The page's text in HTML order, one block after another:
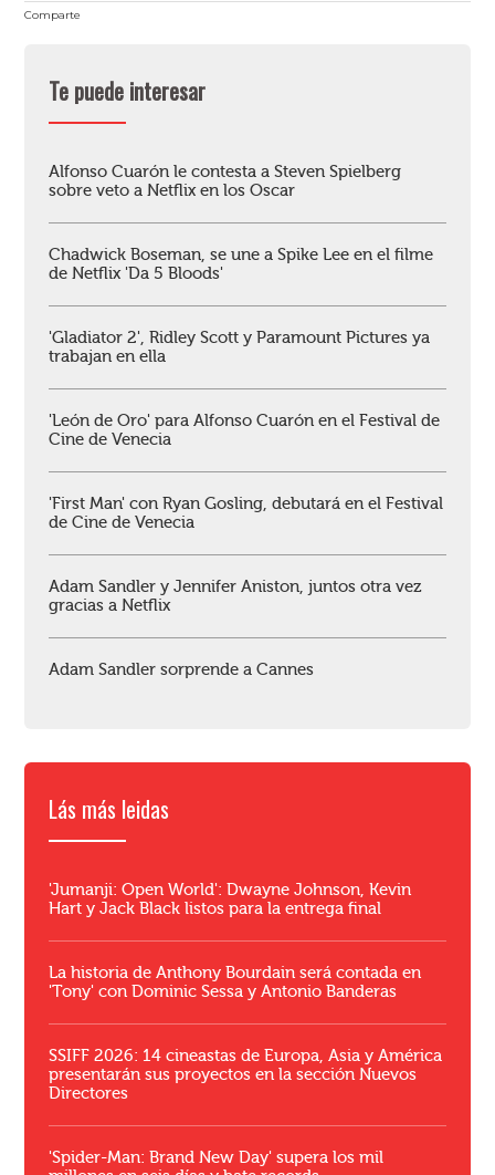
Comparte
Te puede interesar
Alfonso Cuarón le contesta a Steven Spielberg
sobre veto a Netflix en los Oscar
Chadwick Boseman, se une a Spike Lee en el filme
de Netflix 'Da 5 Bloods'
'Gladiator 2', Ridley Scott y Paramount Pictures ya
trabajan en ella
'León de Oro' para Alfonso Cuarón en el Festival de
Cine de Venecia
'First Man' con Ryan Gosling, debutará en el Festival
de Cine de Venecia
Adam Sandler y Jennifer Aniston, juntos otra vez
gracias a Netflix
Adam Sandler sorprende a Cannes
Lás más leidas
'Jumanji: Open World': Dwayne Johnson, Kevin
Hart y Jack Black listos para la entrega final
La historia de Anthony Bourdain será contada en
'Tony' con Dominic Sessa y Antonio Banderas
SSIFF 2026: 14 cineastas de Europa, Asia y América
presentarán sus proyectos en la sección Nuevos
Directores
'Spider-Man: Brand New Day' supera los mil